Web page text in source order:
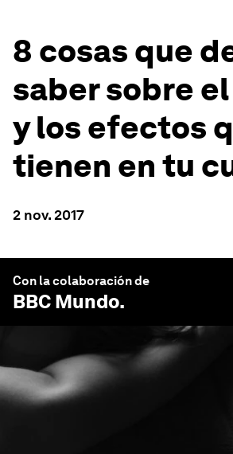
8 cosas que
saber sobre
y los efectos
tienen en tu
2 nov. 2017
Con la colaboración de
BBC Mundo.